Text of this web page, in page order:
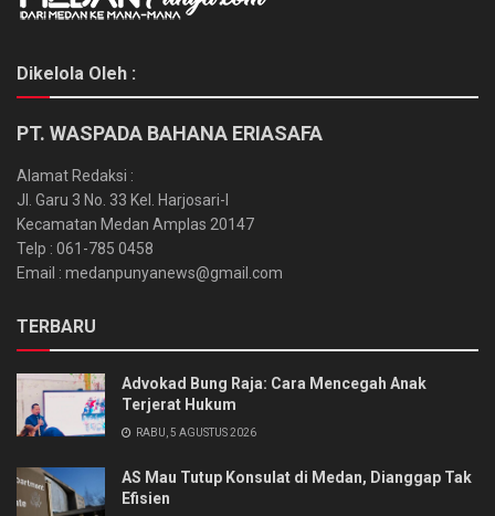
Dikelola Oleh :
PT. WASPADA BAHANA ERIASAFA
Alamat Redaksi :
Jl. Garu 3 No. 33 Kel. Harjosari-I
Kecamatan Medan Amplas 20147
Telp : 061-785 0458
Email : medanpunyanews@gmail.com
TERBARU
Advokad Bung Raja: Cara Mencegah Anak
Terjerat Hukum
RABU, 5 AGUSTUS 2026
AS Mau Tutup Konsulat di Medan, Dianggap Tak
Efisien